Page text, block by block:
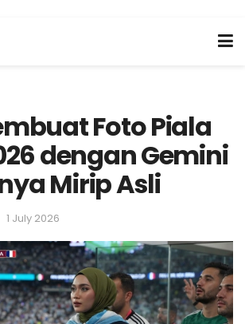
Foto Piala
dengan Gemini
Mirip Asli
1 July 2026